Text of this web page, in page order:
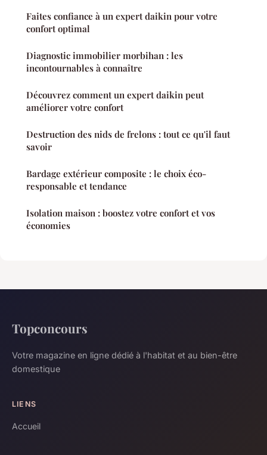
Faites confiance à un expert daikin pour votre
confort optimal
Diagnostic immobilier morbihan : les
incontournables à connaître
Découvrez comment un expert daikin peut
améliorer votre confort
Destruction des nids de frelons : tout ce qu'il faut
savoir
Bardage extérieur composite : le choix éco-
responsable et tendance
Isolation maison : boostez votre confort et vos
économies
Topconcours
Votre magazine en ligne dédié à l'habitat et au bien-être
domestique
LIENS
Accueil